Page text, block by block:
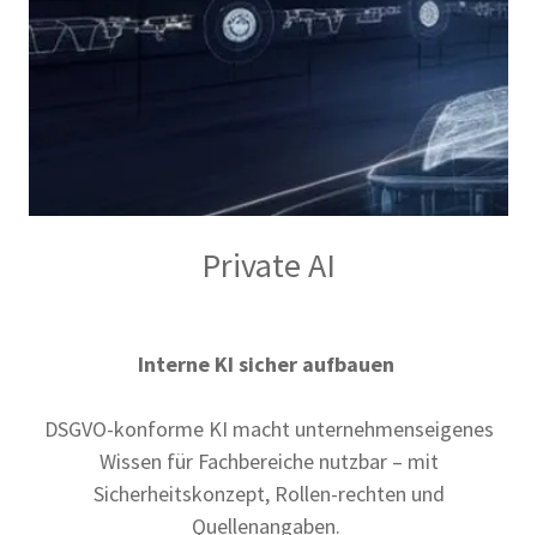
Private AI
Interne KI sicher aufbauen
DSGVO-konforme KI macht unternehmenseigenes
Wissen für Fachbereiche nutzbar – mit
Sicherheitskonzept, Rollen-rechten und
Quellenangaben.